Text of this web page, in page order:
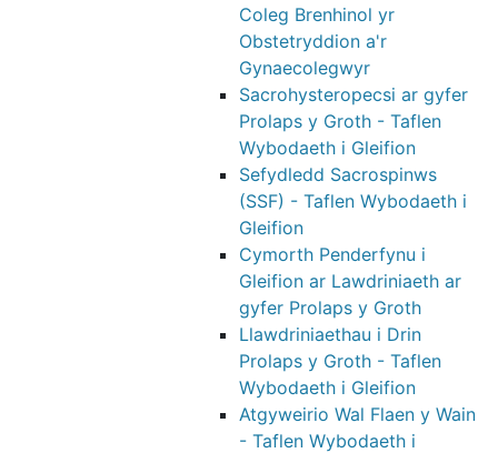
Coleg Brenhinol yr
Obstetryddion a'r
Gynaecolegwyr
Sacrohysteropecsi ar gyfer
Prolaps y Groth - Taflen
Wybodaeth i Gleifion
Sefydledd Sacrospinws
(SSF) - Taflen Wybodaeth i
Gleifion
Cymorth Penderfynu i
Gleifion ar Lawdriniaeth ar
gyfer Prolaps y Groth
Llawdriniaethau i Drin
Prolaps y Groth - Taflen
Wybodaeth i Gleifion
Atgyweirio Wal Flaen y Wain
- Taflen Wybodaeth i